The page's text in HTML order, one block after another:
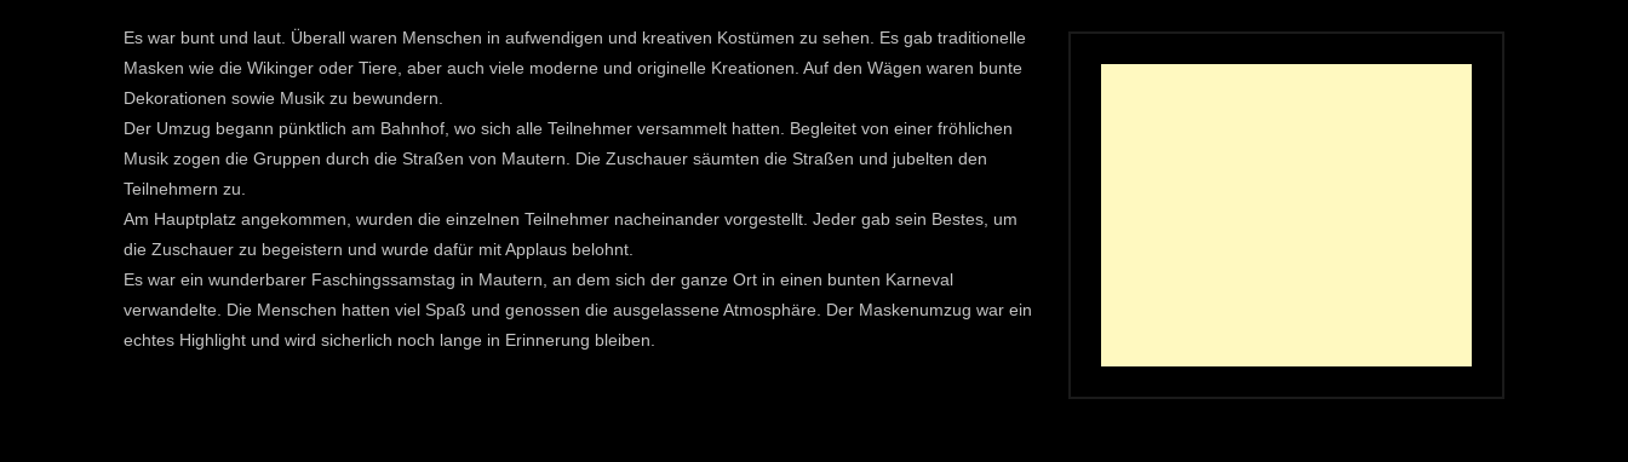
Es war bunt und laut. Überall waren Menschen in aufwendigen und kreativen Kostümen zu sehen. Es gab traditionelle
Masken wie die Wikinger oder Tiere, aber auch viele moderne und originelle Kreationen. Auf den Wägen waren bunte
Dekorationen sowie Musik zu bewundern.
Der Umzug begann pünktlich am Bahnhof, wo sich alle Teilnehmer versammelt hatten. Begleitet von einer fröhlichen
Musik zogen die Gruppen durch die Straßen von Mautern. Die Zuschauer säumten die Straßen und jubelten den
Teilnehmern zu.
Am Hauptplatz angekommen, wurden die einzelnen Teilnehmer nacheinander vorgestellt. Jeder gab sein Bestes, um
die Zuschauer zu begeistern und wurde dafür mit Applaus belohnt.
Es war ein wunderbarer Faschingssamstag in Mautern, an dem sich der ganze Ort in einen bunten Karneval
verwandelte. Die Menschen hatten viel Spaß und genossen die ausgelassene Atmosphäre. Der Maskenumzug war ein
echtes Highlight und wird sicherlich noch lange in Erinnerung bleiben.